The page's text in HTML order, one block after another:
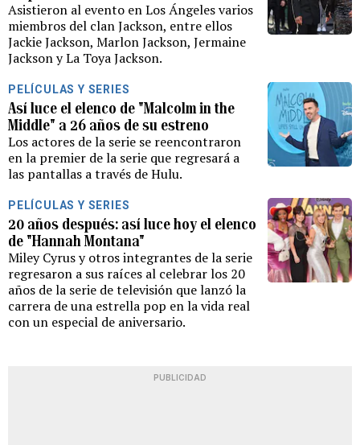
Asistieron al evento en Los Ángeles varios
miembros del clan Jackson, entre ellos
Jackie Jackson, Marlon Jackson, Jermaine
Jackson y La Toya Jackson.
PELÍCULAS Y SERIES
Así luce el elenco de "Malcolm in the
Middle" a 26 años de su estreno
Los actores de la serie se reencontraron
en la premier de la serie que regresará a
las pantallas a través de Hulu.
PELÍCULAS Y SERIES
20 años después: así luce hoy el elenco
de "Hannah Montana"
Miley Cyrus y otros integrantes de la serie
regresaron a sus raíces al celebrar los 20
años de la serie de televisión que lanzó la
carrera de una estrella pop en la vida real
con un especial de aniversario.
PUBLICIDAD